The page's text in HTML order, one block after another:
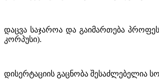
დაცვა საჯაროა და გაიმართება
კორპუსი).
დისერტაციის გაცნობა შესაძლებელია